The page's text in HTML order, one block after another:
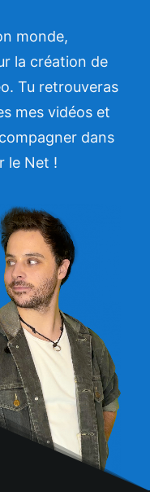
monde,
la création de
Tu retrouveras
mes vidéos et
dans
le Net !